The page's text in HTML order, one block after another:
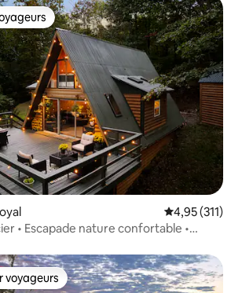
Évaluation
4,95 (311)
• Escapade nature confortable •
les plus appréciés
voyageurs